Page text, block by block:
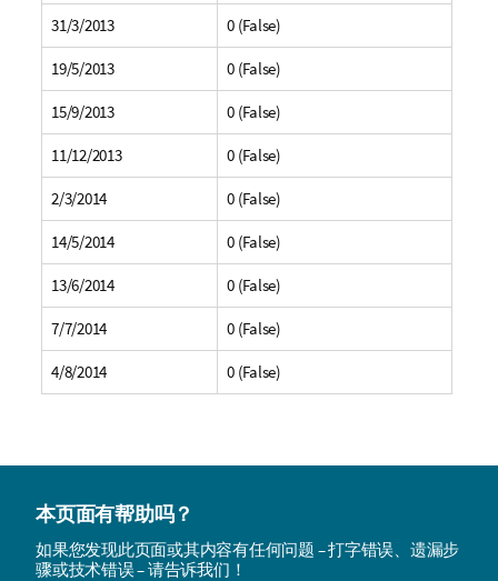
31/3/2013 0 (False)
19/5/2013 0 (False)
15/9/2013 0 (False)
11/12/2013 0 (False)
2/3/2014 0 (False)
14/5/2014 0 (False)
13/6/2014 0 (False)
7/7/2014 0 (False)
4/8/2014 0 (False)
本页面有帮助吗？
如果您发现此页面或其内容有任何问题 – 打字错误、遗漏步
骤或技术错误 – 请告诉我们！